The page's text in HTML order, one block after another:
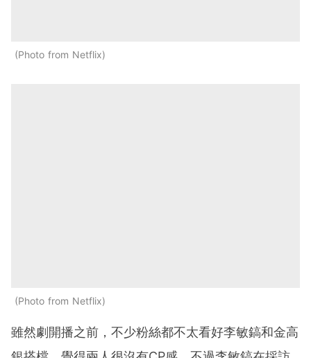
Photo from Netflix
Photo from Netflix
雖然劇開播之前，不少粉絲都不太看好李敏鎬和金高